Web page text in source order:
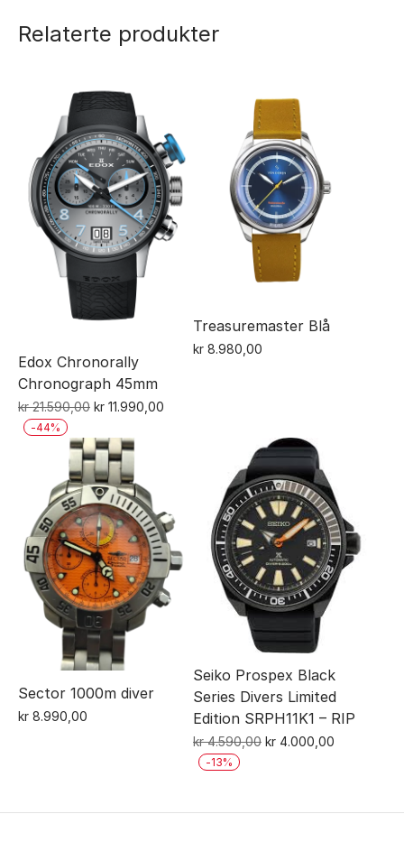
Relaterte produkter
Edox Chronorally
Chronograph 45mm
kr21.590,00 Opprinnelig
var:
kr 21.590,00.
kr 11.990,00
-44%
Treasuremaster Blå
kr 8.980,00
Sector 1000m diver
kr 8.990,00
Seiko Prospex Black
Series Divers Limited
Edition SRPH11K1 – RIP
kr4.590,00 Opprinnelig
kr 4.000,00
-13%